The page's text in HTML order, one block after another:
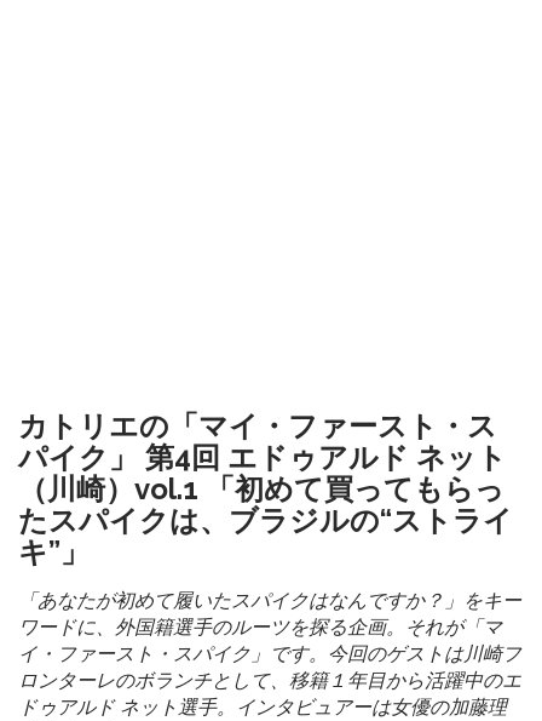
カトリエの「マイ・ファースト・ス
パイク」 第4回 エドゥアルド ネット
（川崎）vol.1 「初めて買ってもらっ
たスパイクは、ブラジルの“ストライ
キ”」
「あなたが初めて履いたスパイクはなんですか？」をキー
ワードに、外国籍選手のルーツを探る企画。それが「マ
イ・ファースト・スパイク」です。今回のゲストは川崎フ
ロンターレのボランチとして、移籍１年目から活躍中のエ
ドゥアルド ネット選手。インタビュアーは女優の加藤理